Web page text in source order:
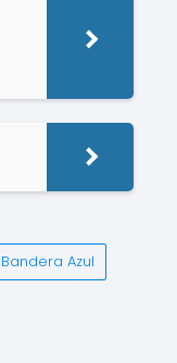
Bandera Azul